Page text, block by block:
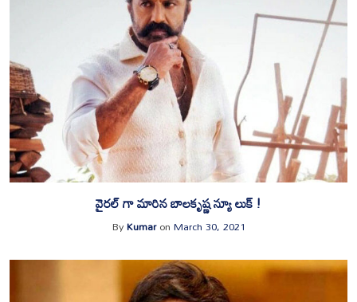
వైరల్ గా మారిన బాలకృష్ణ న్యూ లుక్ !
ByKumaronMarch 30, 2021